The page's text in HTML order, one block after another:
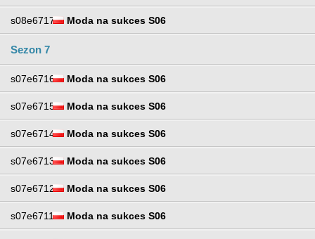
s08e6717 Moda na sukces S06
Sezon 7
s07e6716 Moda na sukces S06
s07e6715 Moda na sukces S06
s07e6714 Moda na sukces S06
s07e6713 Moda na sukces S06
s07e6712 Moda na sukces S06
s07e6711 Moda na sukces S06